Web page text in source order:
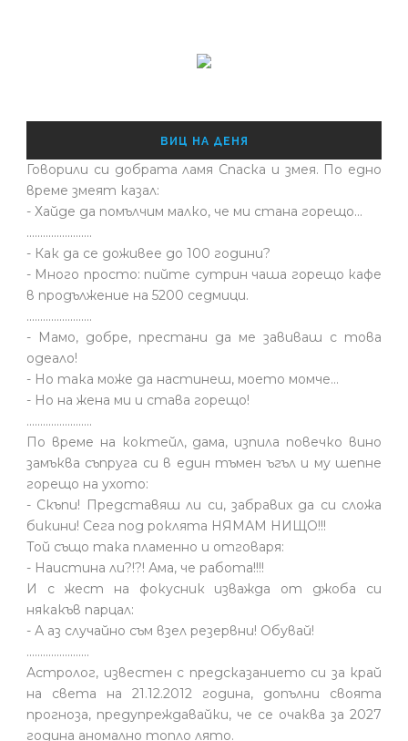
ВИЦ НА ДЕНЯ
Говорили си добрата ламя Спаска и змея. По едно
време змеят казал:
- Хайде да помълчим малко, че ми стана горещо...
........................
- Как да се доживее до 100 години?
- Много просто: пийте сутрин чаша горещо кафе
в продължение на 5200 седмици.
........................
- Мамо, добре, престани да ме завиваш с това
одеало!
- Но така може да настинеш, моето момче…
- Но на жена ми и става горещо!
........................
По време на коктейл, дама, изпила повечко вино
замъква съпруга си в един тъмен ъгъл и му шепне
горещо на ухото:
- Скъпи! Представяш ли си, забравих да си сложа
бикини! Сега под роклята НЯМАМ НИЩО!!!
Той също така пламенно и отговаря:
- Наистина ли?!?! Ама, че работа!!!!
И с жест на фокусник изважда от джоба си
някакъв парцал:
- А аз случайно съм взел резервни! Обувай!
.......................
Астролог, известен с предсказанието си за край
на света на 21.12.2012 година, допълни своята
прогноза, предупреждавайки, че се очаква за 2027
година аномално топло лято.